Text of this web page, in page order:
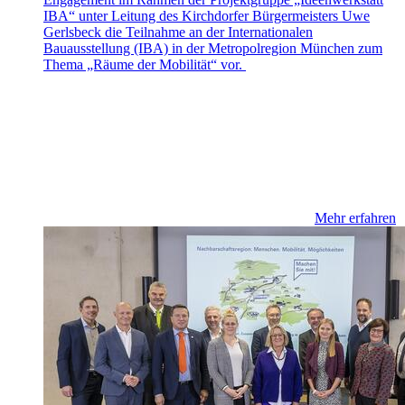
IBA“ unter Leitung des Kirchdorfer Bürgermeisters Uwe
Gerlsbeck die Teilnahme an der Internationalen
Bauausstellung (IBA) in der Metropolregion München zum
Thema „Räume der Mobilität“ vor.
Mehr erfahren